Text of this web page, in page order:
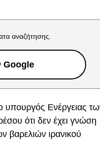
αναζήτησης.
Google
υπουργός Ενέργειας
ότι δεν έχει γνώση
βαρελιών ιρανικού